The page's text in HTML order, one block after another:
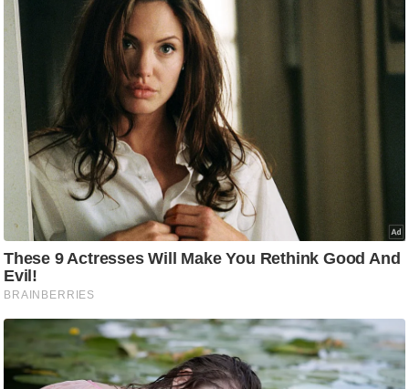
e
w
s
ला
इ
फ
स्टा
इ
ल
टे
क्नॉ
ब्यू
टी